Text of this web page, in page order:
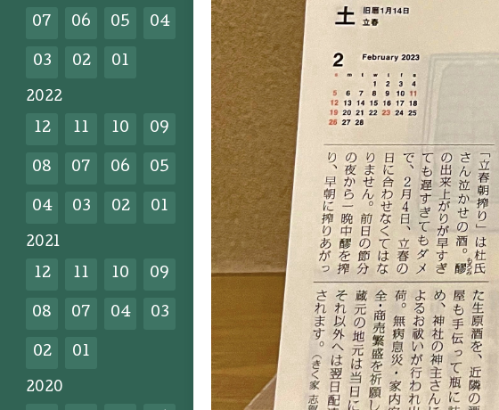
07 06 05 04
03 02 01
2022
12 11 10 09
08 07 06 05
04 03 02 01
2021
12 11 10 09
08 07 04 03
02 01
2020